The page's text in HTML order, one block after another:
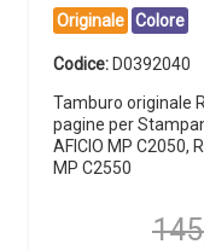
Originale Colore
Codice: D0392040
Tamburo originale
pagine per
AFICIO MP C2050,
MP C2550